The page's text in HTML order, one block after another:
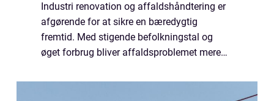
Industri renovation og affaldshåndtering er
afgørende for at sikre en bæredygtig
fremtid. Med stigende befolkningstal og
øget forbrug bliver affaldsproblemet mere
afgørende, at industrien tager ansvar for at